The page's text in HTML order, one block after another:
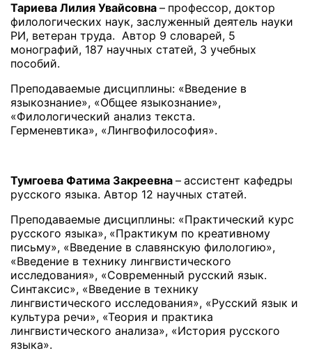
Тариева Лилия Увайсовна – профессор, доктор
филологических наук, заслуженный деятель науки
РИ, ветеран труда. Автор 9 словарей, 5
монографий, 187 научных статей, 3 учебных
пособий.
Преподаваемые дисциплины: «Введение в
языкознание», «Общее языкознание»,
«Филологический анализ текста.
Герменевтика», «Лингвофилософия».
Тумгоева Фатима Закреевна – ассистент кафедры
русского языка. Автор 12 научных статей.
Преподаваемые дисциплины: «Практический курс
русского языка», «Практикум по креативному
письму», «Введение в славянскую филологию»,
«Введение в технику лингвистического
исследования», «Современный русский язык.
Синтаксис», «Введение в технику
лингвистического исследования», «Русский язык и
культура речи», «Теория и практика
лингвистического анализа», «История русского
языка».